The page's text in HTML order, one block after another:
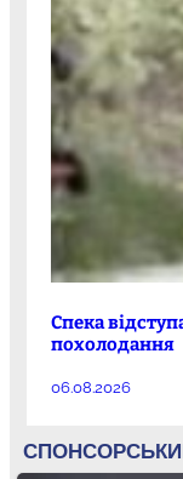
Спека
похолодання
06.08.2026